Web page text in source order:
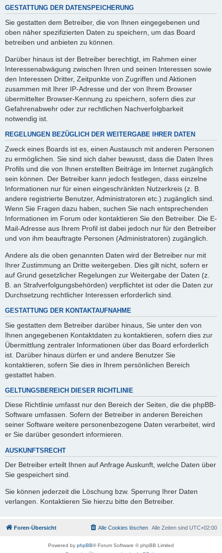
GESTATTUNG DER DATENSPEICHERUNG
Sie gestatten dem Betreiber, die von Ihnen eingegebenen und
oben näher spezifizierten Daten zu speichern, um das Board
betreiben und anbieten zu können.
Darüber hinaus ist der Betreiber berechtigt, im Rahmen einer
Interessenabwägung zwischen Ihren und seinen Interessen sowie
den Interessen Dritter, Zeitpunkte von Zugriffen und Aktionen
zusammen mit Ihrer IP-Adresse und der von Ihrem Browser
übermittelter Browser-Kennung zu speichern, sofern dies zur
Gefahrenabwehr oder zur rechtlichen Nachverfolgbarkeit
notwendig ist.
REGELUNGEN BEZÜGLICH DER WEITERGABE IHRER DATEN
Zweck eines Boards ist es, einen Austausch mit anderen Personen
zu ermöglichen. Sie sind sich daher bewusst, dass die Daten Ihres
Profils und die von Ihnen erstellten Beiträge im Internet zugänglich
sein können. Der Betreiber kann jedoch festlegen, dass einzelne
Informationen nur für einen eingeschränkten Nutzerkreis (z. B.
andere registrierte Benutzer, Administratoren etc.) zugänglich sind.
Wenn Sie Fragen dazu haben, suchen Sie nach entsprechenden
Informationen im Forum oder kontaktieren Sie den Betreiber. Die E-
Mail-Adresse aus Ihrem Profil ist dabei jedoch nur für den Betreiber
und von ihm beauftragte Personen (Administratoren) zugänglich.
Andere als die oben genannten Daten wird der Betreiber nur mit
Ihrer Zustimmung an Dritte weitergeben. Dies gilt nicht, sofern er
auf Grund gesetzlicher Regelungen zur Weitergabe der Daten (z.
B. an Strafverfolgungsbehörden) verpflichtet ist oder die Daten zur
Durchsetzung rechtlicher Interessen erforderlich sind.
GESTATTUNG DER KONTAKTAUFNAHME
Sie gestatten dem Betreiber darüber hinaus, Sie unter den von
Ihnen angegebenen Kontaktdaten zu kontaktieren, sofern dies zur
Übermittlung zentraler Informationen über das Board erforderlich
ist. Darüber hinaus dürfen er und andere Benutzer Sie
kontaktieren, sofern Sie dies in Ihrem persönlichen Bereich
gestattet haben.
GELTUNGSBEREICH DIESER RICHTLINIE
Diese Richtlinie umfasst nur den Bereich der Seiten, die die phpBB-
Software umfassen. Sofern der Betreiber in anderen Bereichen
seiner Software weitere personenbezogene Daten verarbeitet, wird
er Sie darüber gesondert informieren.
AUSKUNFTSRECHT
Der Betreiber erteilt Ihnen auf Anfrage Auskunft, welche Daten über
Sie gespeichert sind.
Sie können jederzeit die Löschung bzw. Sperrung Ihrer Daten
verlangen. Kontaktieren Sie hierzu bitte den Betreiber.
Foren-Übersicht Alle Zeiten sind UTC+02:00
Alle Cookies löschen
Powered by phpBB® Forum Software © phpBB Limited